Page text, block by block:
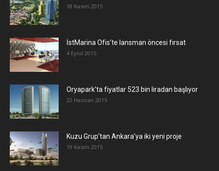
18 Kasım 2015
İstMarina Ofis’te lansman öncesi fırsat
4 Eylül 2015
Oryapark’ta fiyatlar 523 bin liradan başlıyor
22 Haziran 2015
​Kuzu Grup’tan Ankara’ya iki yeni proje
19 Kasım 2015